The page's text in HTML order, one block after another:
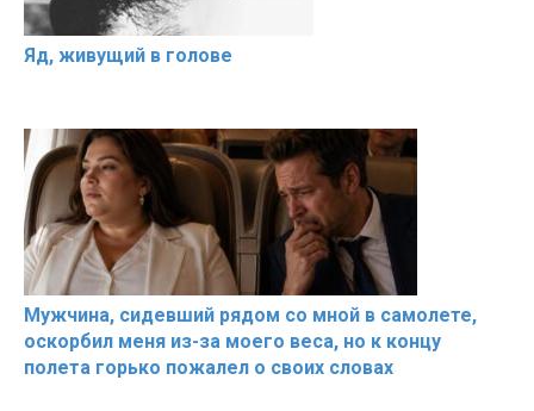
Яд, живущий в голове
Мужчина, сидевший рядом со мной в самолете,
оскорбил меня из-за моего веса, но к концу
полета горько пожалел о своих словах